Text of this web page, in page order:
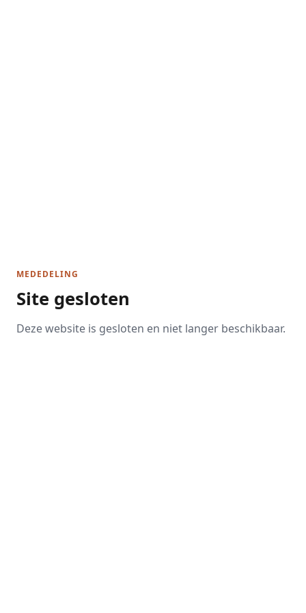
MEDEDELING
Site gesloten
Deze website is gesloten en niet langer beschikbaar.